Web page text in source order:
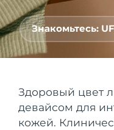
Знакомьтесь:
Здоровый цвет
девайсом для
кожей.
issa™ Teeth
FAQ™ Dual LED
Türkçe
简
Страна
Соединенные
Штаты